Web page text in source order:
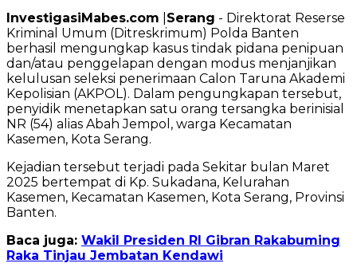
InvestigasiMabes.com Serang - Direktorat Reserse
Kriminal Umum (Ditreskrimum) Polda Banten
berhasil mengungkap kasus tindak pidana penipuan
dan/atau penggelapan dengan modus menjanjikan
kelulusan seleksi penerimaan Calon Taruna Akademi
Kepolisian (AKPOL). Dalam pengungkapan tersebut,
penyidik menetapkan satu orang tersangka berinisial
NR (54) alias Abah Jempol, warga Kecamatan
Kasemen, Kota Serang.
Kejadian tersebut terjadi pada Sekitar bulan Maret
2025 bertempat di Kp. Sukadana, Kelurahan
Kasemen, Kecamatan Kasemen, Kota Serang, Provinsi
Banten.
Baca juga: Wakil Presiden RI Gibran Rakabuming
Raka Tinjau Jembatan Kendawi